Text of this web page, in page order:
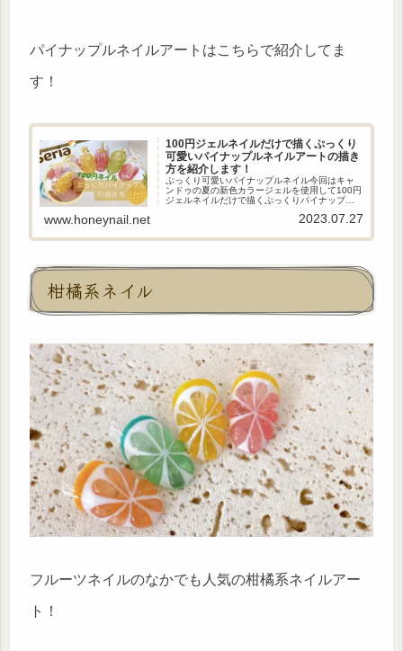
パイナップルネイルアートはこちらで紹介してま
す！
100円ジェルネイルだけで描くぷっくり
可愛いパイナップルネイルアートの描き
方を紹介します！
ぷっくり可愛いパイナップルネイル今回はキャ
ンドゥの夏の新色カラージェルを使用して100円
ジェルネイルだけで描くぷっくりパイナップル
す！立体感あるぷっくりアートがおしゃれな可
www.honeynail.net 2023.07.27
柑橘系ネイル
フルーツネイルのなかでも人気の柑橘系ネイルアー
ト！